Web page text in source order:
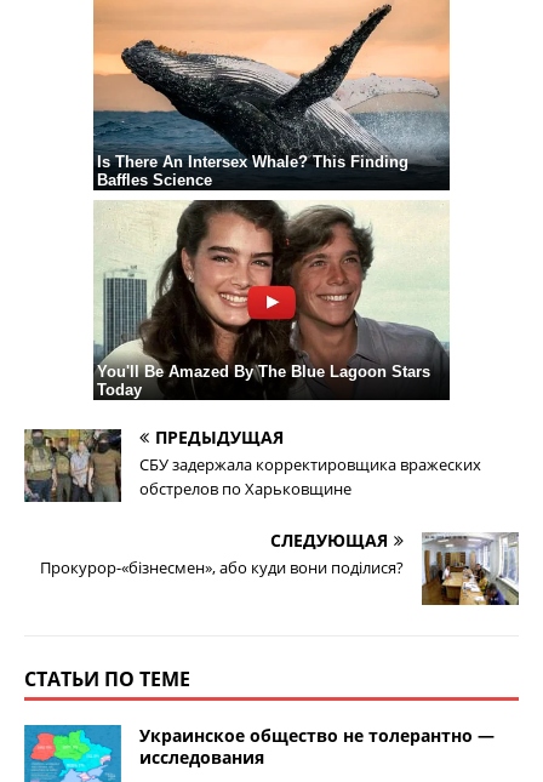
ПРЕДЫДУЩАЯ
СБУ задержала корректировщика вражеских
обстрелов по Харьковщине
СЛЕДУЮЩАЯ
Прокурор-«бізнесмен», або куди вони поділися?
СТАТЬИ ПО ТЕМЕ
Украинское общество не толерантно —
исследования